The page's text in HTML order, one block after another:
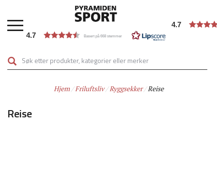
hovedinnhold
4.7 Basert på 668 stemmer
4.7
Hjem Friluftsliv Ryggsekker Reise
Reise